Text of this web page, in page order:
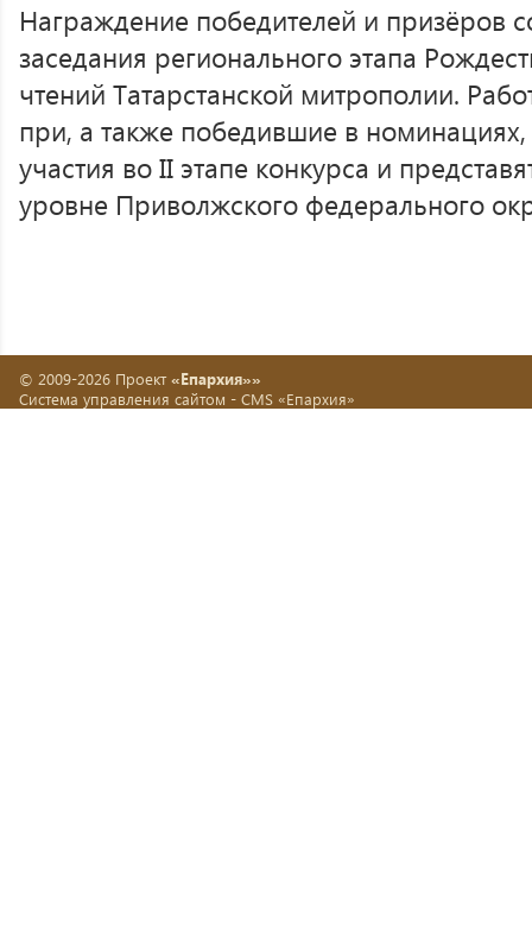
Награждение победителей и призёров
заседания регионального этапа
чтений Татарстанской митрополии.
при, а также победившие в
участия во II этапе конкурса и
уровне Приволжского федерального
© 2009-2026 Проект «Епархия»»
Система управления сайтом - CMS «Епархия»